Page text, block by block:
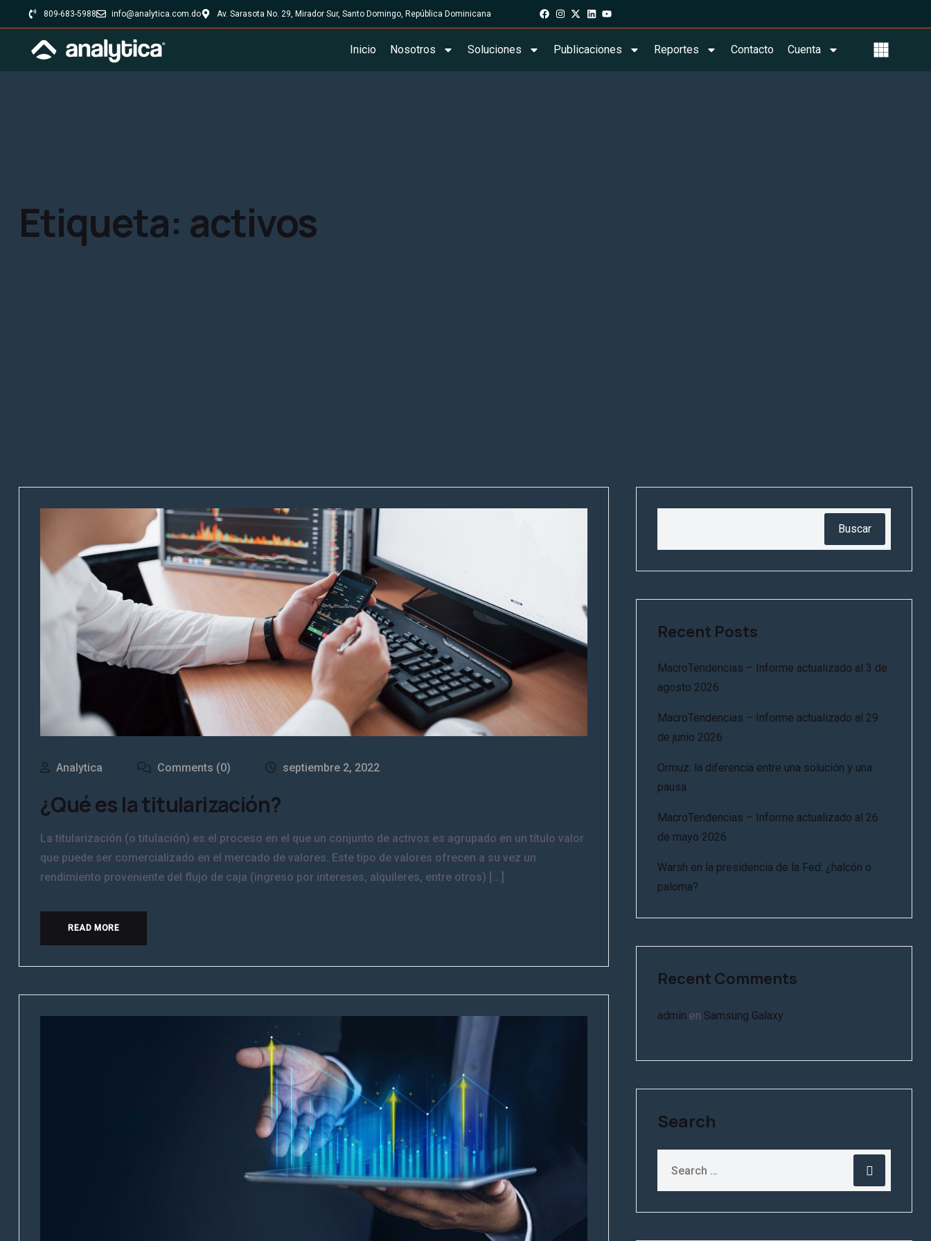
809-683-5988 info@analytica.com.do Av. Sarasota No. 29, Mirador Sur, Santo Domingo, República Dominicana
Inicio Nosotros Soluciones Publicaciones Reportes Contacto Cuenta
Etiqueta: activos
Analytica Comments (0) septiembre 2, 2022
¿Qué es la titularización?
La titularización (o titulación) es el proceso en el que un conjunto de activos es agrupado en un título valor
que puede ser comercializado en el mercado de valores. Este tipo de valores ofrecen a su vez un
rendimiento proveniente del flujo de caja (ingreso por intereses, alquileres, entre otros) [...]
READ MORE
Buscar
Recent Posts
MacroTendencias – Informe actualizado al 3 de
agosto 2026
MacroTendencias – Informe actualizado al 29
de junio 2026
Ormuz: la diferencia entre una solución y una
pausa
MacroTendencias – Informe actualizado al 26
de mayo 2026
Warsh en la presidencia de la Fed: ¿halcón o
paloma?
Recent Comments
admin en Samsung Galaxy
Search